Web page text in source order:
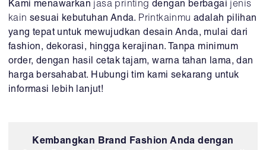
Kami menawarkan jasa printing dengan berbagai
jenis
kain sesuai kebutuhan Anda. Printkainmu adalah pilihan
yang tepat untuk mewujudkan desain Anda, mulai dari
fashion, dekorasi, hingga kerajinan. Tanpa minimum
order, dengan hasil cetak tajam, warna tahan lama, dan
harga bersahabat. Hubungi tim kami sekarang untuk
informasi lebih lanjut!
Kembangkan Brand Fashion Anda dengan